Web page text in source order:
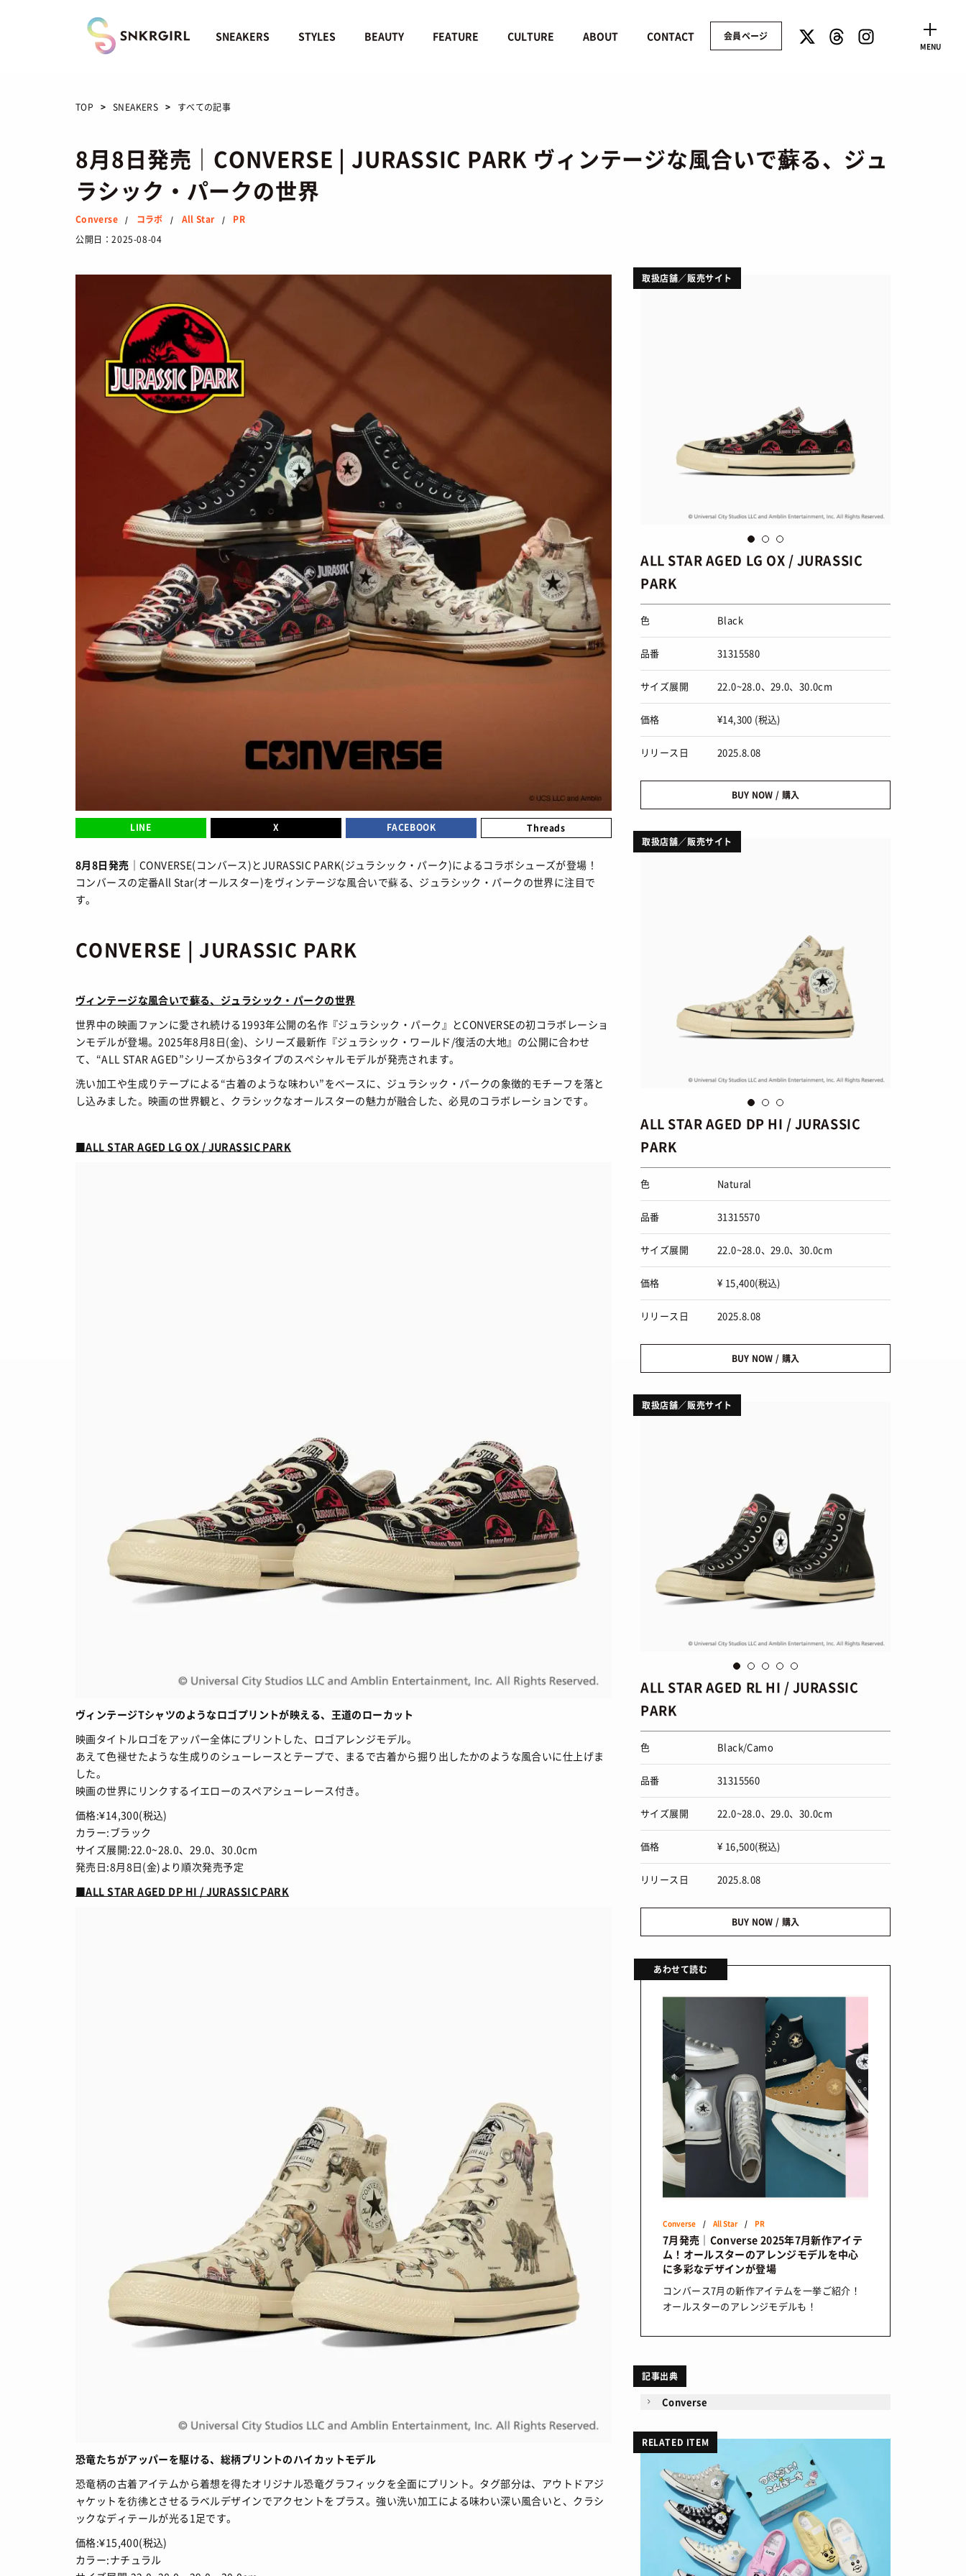
CLOSE
コラボ
ASICS
Salomon
SNEAKERS
BRANDS / ブランドから探す
COLORS/ カラーで探す
CALENDAR/ 発売日カレンダー
STYLE IDEA
STYLE SNAP
MAKE UP/ チュートリアル
FEATURE
TOP/ 特集トップ
COLUMNS/ コラム
FASHION/ ファション
SHOPS
CULTURE
TOP/ カルチャートップ
MUSIC/ 音楽
MOVIE/ 映画・ドラマ
HEALTH / ヘルス・ボディ
ABOUT
SNKRGIRLとは
運営会社
プライバシーポリシー
SNEAKERS STYLES BEAUTY FEATURE CULTURE ABOUT CONTACT 会員ページ
MENU
TOP SNEAKERS すべての記事
8月8日発売｜CONVERSE | JURASSIC PARK ヴィンテージな風合いで蘇る、ジュ
ラシック・パークの世界
Converse/ コラボ / All Star / PR
公開日：2025-08-04
LINE X FACEBOOK Threads
8月8日発売｜ CONVERSE(コンバース)とJURASSIC PARK(ジュラシック・パーク)によるコラボシューズが登場！
コンバースの定番All Star(オールスター)をヴィンテージな風合いで蘇る、ジュラシック・パークの世界に注目で
す。
CONVERSE | JURASSIC PARK
ヴィンテージな風合いで蘇る、ジュラシック・パークの世界
世界中の映画ファンに愛され続ける1993年公開の名作『ジュラシック・パーク』とCONVERSEの初コラボレーショ
ンモデルが登場。2025年8月8日(金)、シリーズ最新作『ジュラシック・ワールド/復活の大地』の公開に合わせ
て、“ALL STAR AGED”シリーズから3タイプのスペシャルモデルが発売されます。
洗い加工や生成りテープによる“古着のような味わい”をベースに、ジュラシック・パークの象徴的モチーフを落と
し込みました。映画の世界観と、クラシックなオールスターの魅力が融合した、必見のコラボレーションです。
■ALL STAR AGED LG OX / JURASSIC PARK
ヴィンテージTシャツのようなロゴプリントが映える、王道のローカット
映画タイトルロゴをアッパー全体にプリントした、ロゴアレンジモデル。
あえて色褪せたような生成りのシューレースとテープで、まるで古着から掘り出したかのような風合いに仕上げま
した。
映画の世界にリンクするイエローのスペアシューレース付き。
価格:¥14,300(税込)
カラー:ブラック
サイズ展開:22.0~28.0、29.0、30.0cm
発売日:8月8日(金)より順次発売予定
■ALL STAR AGED DP HI / JURASSIC PARK
恐竜たちがアッパーを駆ける、総柄プリントのハイカットモデル
恐竜柄の古着アイテムから着想を得たオリジナル恐竜グラフィックを全面にプリント。タグ部分は、アウトドアジ
ャケットを彷彿とさせるラベルデザインでアクセントをプラス。強い洗い加工による味わい深い風合いと、クラシ
ックなディテールが光る1足です。
価格:¥15,400(税込)
カラー:ナチュラル
取扱店舗／販売サイト
ALL STAR AGED LG OX / JURASSIC
PARK
色 Black
品番 31315580
サイズ展開 22.0~28.0、29.0、30.0cm
価格 ¥14,300 (税込)
リリース日 2025.8.08
BUY NOW / 購入
取扱店舗／販売サイト
ALL STAR AGED DP HI / JURASSIC
PARK
色 Natural
品番 31315570
サイズ展開 22.0~28.0、29.0、30.0cm
価格 ¥ 15,400(税込)
リリース日 2025.8.08
BUY NOW / 購入
取扱店舗／販売サイト
ALL STAR AGED RL HI / JURASSIC
PARK
色 Black/Camo
品番 31315560
サイズ展開 22.0~28.0、29.0、30.0cm
価格 ¥ 16,500(税込)
リリース日 2025.8.08
BUY NOW / 購入
あわせて読む
Converse / All Star/ PR
7月発売｜Converse 2025年7月新作アイテ
ム！オールスターのアレンジモデルを中心
に多彩なデザインが登場
コンバース7月の新作アイテムを一挙ご紹介！
オールスターのアレンジモデルも！
記事出典
Converse
RELATED ITEM